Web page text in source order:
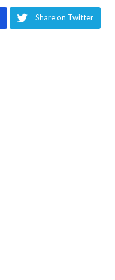
Share on Twitter